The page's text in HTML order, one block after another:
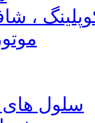
،
سلول